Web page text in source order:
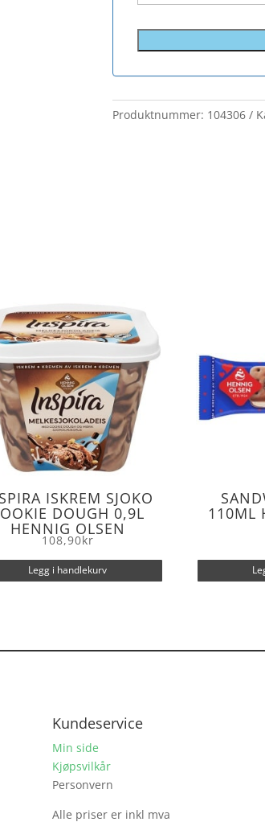
Produktnummer: 104306
ISKREM SJOKO
DOUGH 0,9L
HENNIG OLSEN
108,90kr
Legg i handlekurv
110ML
Kundeservice
Min side
Kjøpsvilkår
Personvern
Alle priser er inkl mva